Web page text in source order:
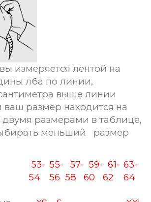
измеряется лентой на
лба по линии,
выше линии
ваш размер находится на
размерами в таблице,
меньший размер
53-
54
55-
56
57-
58
59-
60
61-
62
63-
64